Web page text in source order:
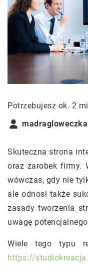
Potrzebujesz ok. 2
madragloweczka
Skuteczna strona
oraz zarobek firmy.
wówczas, gdy nie
ale odnosi także
zasady tworzenia
uwagę
Wiele tego typu
https://